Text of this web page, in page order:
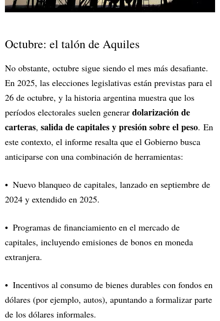
Octubre: el talón de Aquiles
No obstante, octubre sigue siendo el mes más desafiante.
En 2025, las elecciones legislativas están previstas para el
26 de octubre, y la historia argentina muestra que los
períodos electorales suelen generar dolarización de
carteras, salida de capitales y presión sobre el peso. En
este contexto, el informe resalta que el Gobierno busca
anticiparse con una combinación de herramientas:
Nuevo blanqueo de capitales, lanzado en septiembre de
2024 y extendido en 2025.
Programas de financiamiento en el mercado de
capitales, incluyendo emisiones de bonos en moneda
extranjera.
Incentivos al consumo de bienes durables con fondos en
dólares (por ejemplo, autos), apuntando a formalizar parte
de los dólares informales.